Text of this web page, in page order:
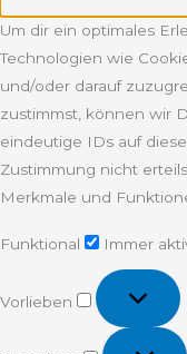
Um dir ein optimales
Technologien wie
und/oder darauf
zustimmst, können wir
eindeutige IDs auf
Zustimmung nicht
Merkmale und
Funktional
Immer
Vorlieben
Vorlieben
Statistiken